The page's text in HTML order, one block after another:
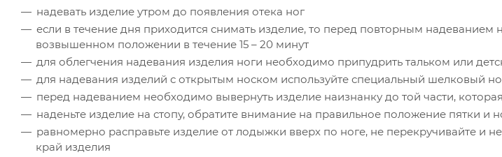
надевать изделие утром до появления отека ног
если в течение дня приходится снимать изделие, то перед повторным надеванием
возвышенном положении в течение 15 – 20 минут
для облегчения надевания изделия ноги необходимо припудрить тальком или
для надевания изделий с открытым носком используйте специальный шелковый
перед надеванием необходимо вывернуть изделие наизнанку до той части,
наденьте изделие на стопу, обратите внимание на правильное положение пятки и
равномерно расправьте изделие от лодыжки вверх по ноге, не перекручивайте и
край изделия